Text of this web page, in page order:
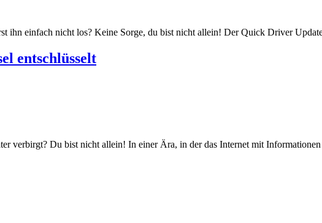
ihn einfach nicht los? Keine Sorge, du bist nicht allein! Der Quick Driver
entschlüsselt
verbirgt? Du bist nicht allein! In einer Ära, in der das Internet mit